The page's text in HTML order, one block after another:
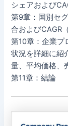
シェアおよび
第9章：国別セ
合およびCAGR
第10章：企業プ
状況を詳細に紹
量、平均価格、
第11章：結論